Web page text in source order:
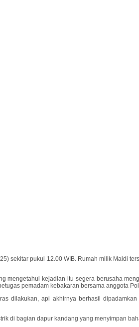
sekitar pukul 12.00 WIB. Rumah milik Maidi
mengetahui kejadian itu segera berusaha
pemadam kebakaran bersama anggota
dilakukan, api akhirnya berhasil
di bagian dapur kandang yang menyimpan